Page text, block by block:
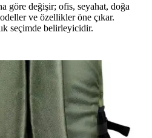
göre değişir; ofis, seyahat, doğa
ve özellikler öne çıkar.
seçimde belirleyicidir.